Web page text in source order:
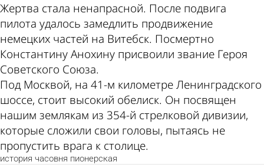
Жертва стала ненапрасной. После подвига
пилота удалось замедлить продвижение
немецких частей на Витебск. Посмертно
Константину Анохину присвоили звание Героя
Советского Союза.
Под Москвой, на 41-м километре Ленинградского
шоссе, стоит высокий обелиск. Он посвящен
нашим землякам из 354-й стрелковой дивизии,
которые сложили свои головы, пытаясь не
пропустить врага к столице.
история часовня пионерская